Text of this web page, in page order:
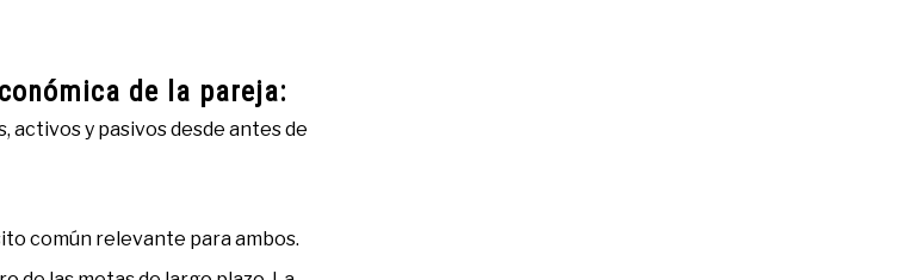
de la pareja:
activos y pasivos desde antes de
común relevante para ambos.